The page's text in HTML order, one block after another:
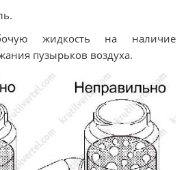
жидкость на наличие
пузырьков воздуха.